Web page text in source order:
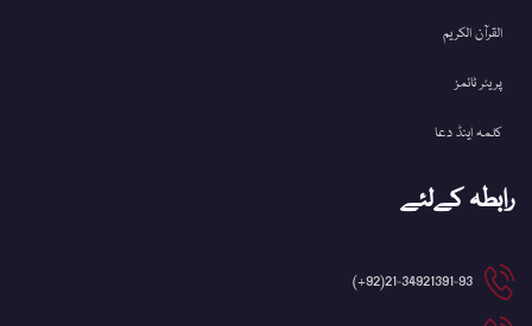
القرآن الکریم
پریئر ٹائمز
کلمہ اینڈ دعا
رابطہ کےلئے
21-34921391-93(92+)